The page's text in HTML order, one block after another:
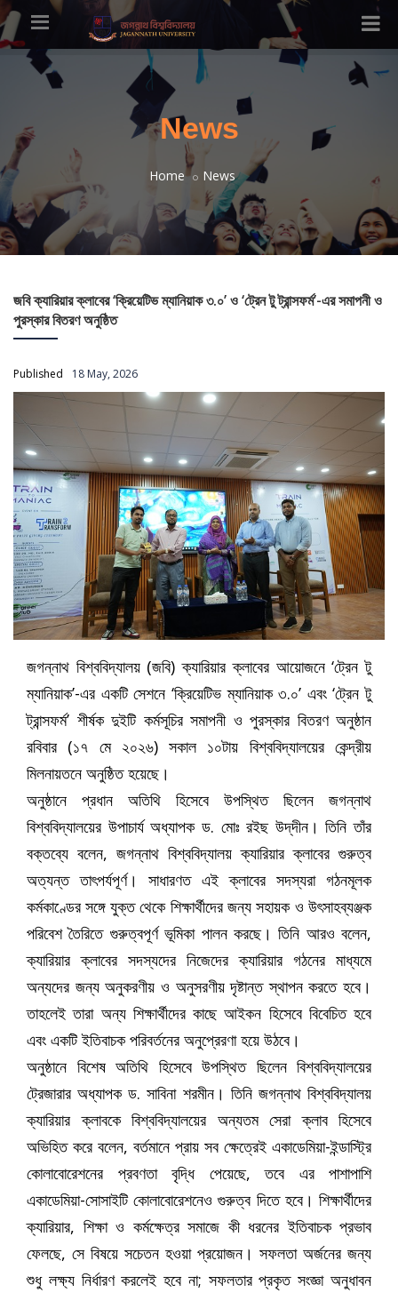
News
Home News
জবি ক্যারিয়ার ক্লাবের ‘ক্রিয়েটিভ ম্যানিয়াক ৩.০’ ও ‘ট্রেন টু ট্রান্সফর্ম’-এর সমাপনী ও
পুরস্কার বিতরণ অনুষ্ঠিত
Published 18 May, 2026
জগন্নাথ বিশ্ববিদ্যালয় (জবি) ক্যারিয়ার ক্লাবের আয়োজনে ‘ট্রেন টু
ম্যানিয়াক’-এর একটি সেশনে ‘ক্রিয়েটিভ ম্যানিয়াক ৩.০’ এবং ‘ট্রেন টু
ট্রান্সফর্ম’ শীর্ষক দুইটি কর্মসূচির সমাপনী ও পুরস্কার বিতরণ অনুষ্ঠান
রবিবার (১৭ মে ২০২৬) সকাল ১০টায় বিশ্ববিদ্যালয়ের কেন্দ্রীয়
মিলনায়তনে অনুষ্ঠিত হয়েছে।
অনুষ্ঠানে প্রধান অতিথি হিসেবে উপস্থিত ছিলেন জগন্নাথ
বিশ্ববিদ্যালয়ের উপাচার্য অধ্যাপক ড. মোঃ রইছ উদ্‌দীন। তিনি তাঁর
বক্তব্যে বলেন, জগন্নাথ বিশ্ববিদ্যালয় ক্যারিয়ার ক্লাবের গুরুত্ব
অত্যন্ত তাৎপর্যপূর্ণ। সাধারণত এই ক্লাবের সদস্যরা গঠনমূলক
কর্মকাণ্ডের সঙ্গে যুক্ত থেকে শিক্ষার্থীদের জন্য সহায়ক ও উৎসাহব্যঞ্জক
পরিবেশ তৈরিতে গুরুত্বপূর্ণ ভূমিকা পালন করছে। তিনি আরও বলেন,
ক্যারিয়ার ক্লাবের সদস্যদের নিজেদের ক্যারিয়ার গঠনের মাধ্যমে
অন্যদের জন্য অনুকরণীয় ও অনুসরণীয় দৃষ্টান্ত স্থাপন করতে হবে।
তাহলেই তারা অন্য শিক্ষার্থীদের কাছে আইকন হিসেবে বিবেচিত হবে
এবং একটি ইতিবাচক পরিবর্তনের অনুপ্রেরণা হয়ে উঠবে।
অনুষ্ঠানে বিশেষ অতিথি হিসেবে উপস্থিত ছিলেন বিশ্ববিদ্যালয়ের
ট্রেজারার অধ্যাপক ড. সাবিনা শরমীন। তিনি জগন্নাথ বিশ্ববিদ্যালয়
ক্যারিয়ার ক্লাবকে বিশ্ববিদ্যালয়ের অন্যতম সেরা ক্লাব হিসেবে
অভিহিত করে বলেন, বর্তমানে প্রায় সব ক্ষেত্রেই একাডেমিয়া-ইন্ডাস্ট্রি
কোলাবোরেশনের প্রবণতা বৃদ্ধি পেয়েছে, তবে এর পাশাপাশি
একাডেমিয়া-সোসাইটি কোলাবোরেশনেও গুরুত্ব দিতে হবে। শিক্ষার্থীদের
ক্যারিয়ার, শিক্ষা ও কর্মক্ষেত্র সমাজে কী ধরনের ইতিবাচক প্রভাব
ফেলছে, সে বিষয়ে সচেতন হওয়া প্রয়োজন। সফলতা অর্জনের জন্য
শুধু লক্ষ্য নির্ধারণ করলেই হবে না; সফলতার প্রকৃত সংজ্ঞা অনুধাবন